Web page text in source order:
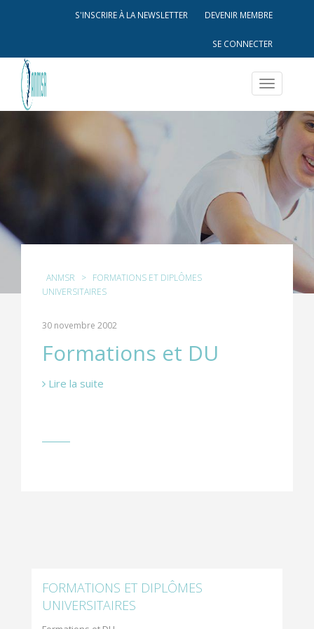
S'INSCRIRE À LA NEWSLETTER DEVENIR MEMBRE
SE CONNECTER
Toggle
ANMSR > FORMATIONS ET DIPLÔMES
UNIVERSITAIRES
30 novembre 2002
Formations et DU
Lire la suite
FORMATIONS ET DIPLÔMES
UNIVERSITAIRES